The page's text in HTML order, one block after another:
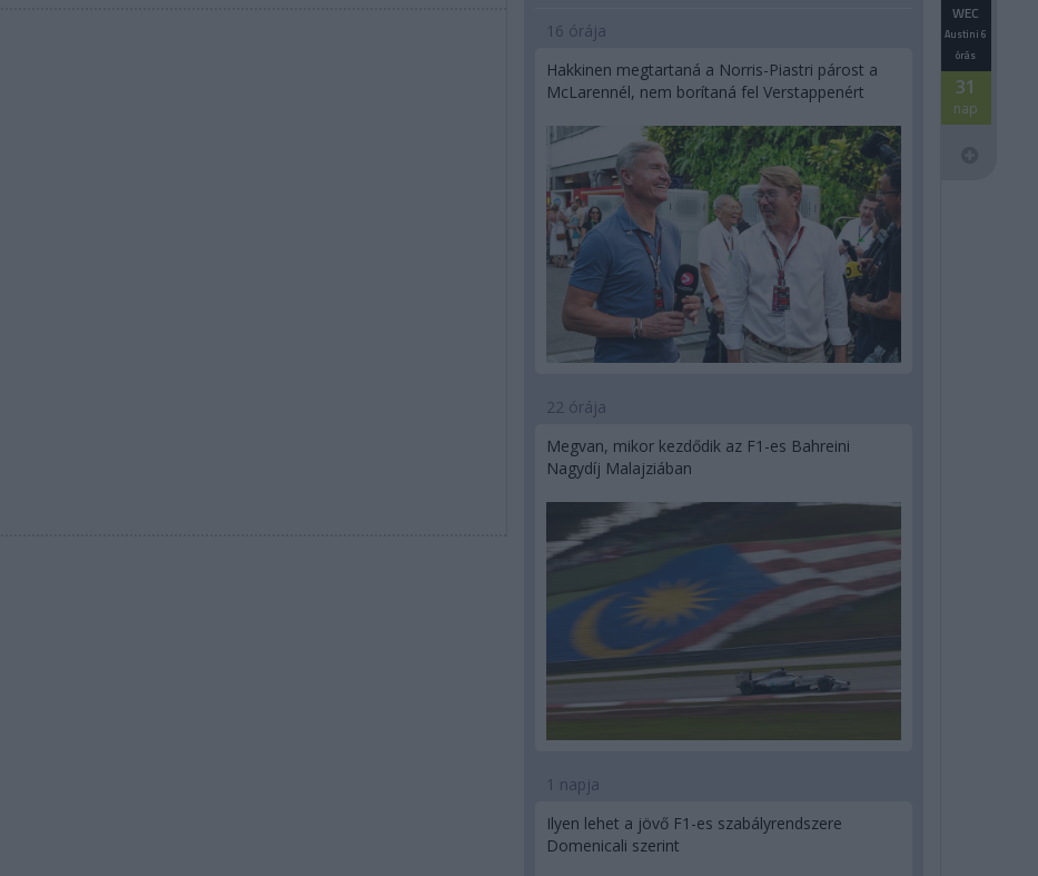
WEC
Austini 6
órás
31
nap
16 órája
Hakkinen megtartaná a Norris-Piastri párost a
McLarennél, nem borítaná fel Verstappenért
22 órája
Megvan, mikor kezdődik az F1-es Bahreini
Nagydíj Malajziában
1 napja
Ilyen lehet a jövő F1-es szabályrendszere
Domenicali szerint